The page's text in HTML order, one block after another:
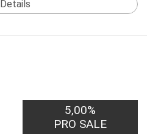
Details
5,00%
PRO SALE